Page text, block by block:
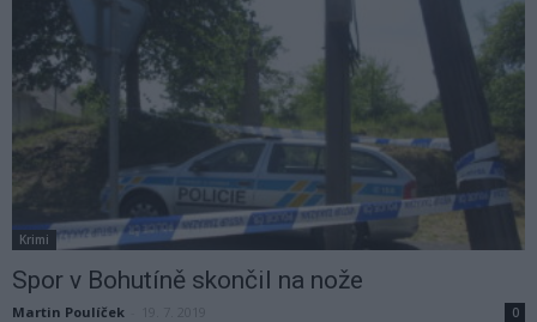
Krimi
Spor v Bohutíně skončil na nože
Martin Poulíček 0